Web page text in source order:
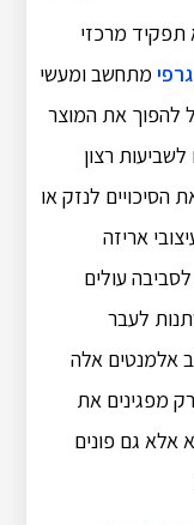
תפקיד מרכזי
מתחשב ומעשי
להפוך את המוצר
רצון
הסיכויים לנזק או
אריזה
עולים
לעבר
אלמנטים אלה
מפגינים את
אלא גם פונים